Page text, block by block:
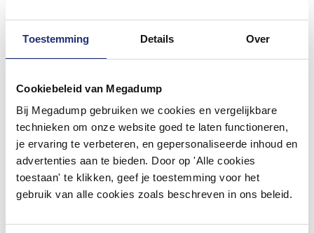
Toestemming Details Over
Cookiebeleid van Megadump
Bij Megadump gebruiken we cookies en vergelijkbare
technieken om onze website goed te laten functioneren,
je ervaring te verbeteren, en gepersonaliseerde inhoud en
advertenties aan te bieden. Door op 'Alle cookies
toestaan' te klikken, geef je toestemming voor het
gebruik van alle cookies zoals beschreven in ons beleid.
#mijndroombadkamer
Wij geloven in de kracht van delen. Deel jouw
badkamer op Instagram met #mijndroombadkamer
en tag @megadumpnl. Samen bouwen we een
inspirerende omgeving vol met unieke
badkamerstijlen. Doe je mee?